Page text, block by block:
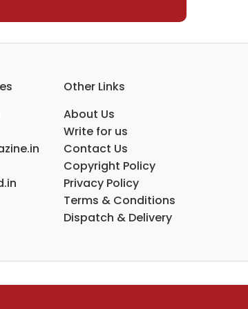
Other Links
About Us
Write for us
Contact Us
Copyright Policy
Privacy Policy
Terms & Conditions
Dispatch & Delivery